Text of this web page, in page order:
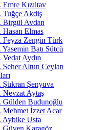
Kızıltav
Tuğçe Akdiş
Birgül Avdan
Elmas
Feyza Zengin Türk
Batı Sütcü
Aydın
Seher Altun Ceylan
Şenyuva
Nevzat Aytaş
Gülden Budunoğlu
Mehmet İzzet Acar
Aybike Usta
Güven Karagöz